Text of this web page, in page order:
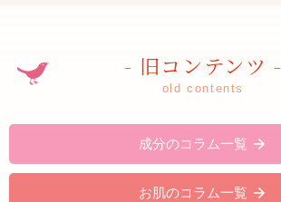
- 旧コンテンツ -
old contents
成分のコラム一覧
お肌のコラム一覧